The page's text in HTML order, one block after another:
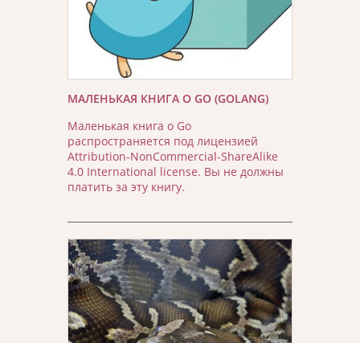
МАЛЕНЬКАЯ КНИГА О GO (GOLANG)
Маленькая книга о Go
распространяется под лицензией
Attribution-NonCommercial-ShareAlike
4.0 International license. Вы не должны
платить за эту книгу.